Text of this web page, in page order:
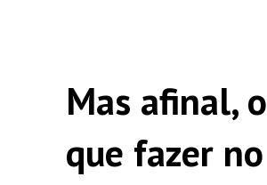
Mas afinal, o
que fazer no